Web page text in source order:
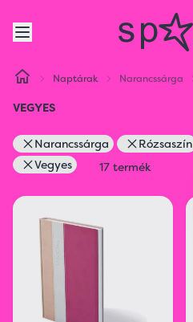
Naptárak Narancssárga
VEGYES
Narancssárga
Rózsaszín
Vegyes
17 termék